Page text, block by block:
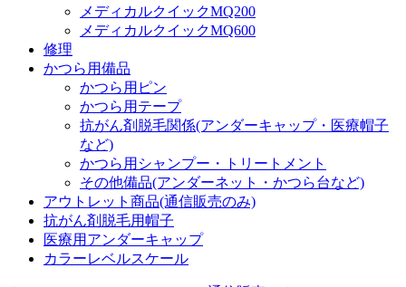
メディカルクイックMQ200
メディカルクイックMQ600
修理
かつら用備品
かつら用ピン
かつら用テープ
抗がん剤脱毛関係(アンダーキャップ・医療帽子
など)
かつら用シャンプー・トリートメント
その他備品(アンダーネット・かつら台など)
アウトレット商品(通信販売のみ)
抗がん剤脱毛用帽子
医療用アンダーキャップ
カラーレベルスケール